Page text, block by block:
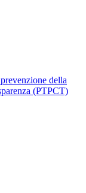
della
(PTPCT)